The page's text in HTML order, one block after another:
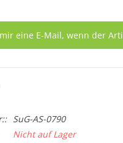
eine E-Mail, wenn der
SuG-AS-0790
Nicht auf Lager